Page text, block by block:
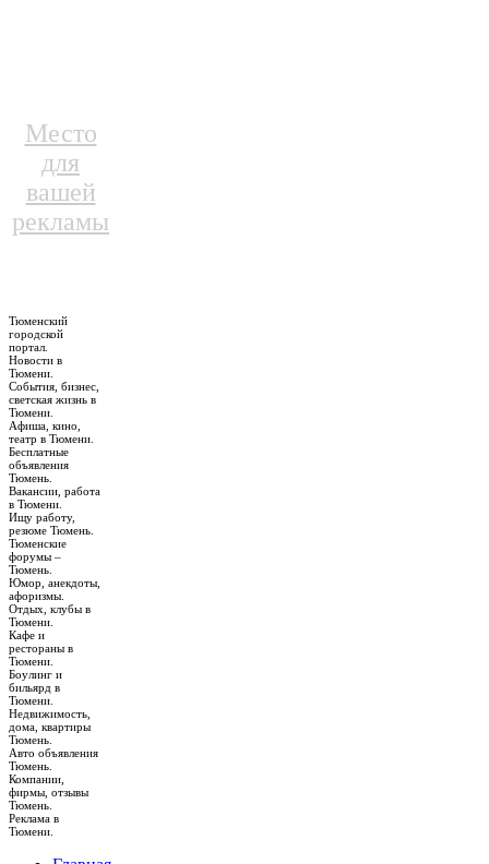
Место
для
вашей
рекламы
Тюменский
городской
портал.
Новости в
Тюмени.
События, бизнес,
светская жизнь в
Тюмени.
Афиша, кино,
театр в Тюмени.
Бесплатные
объявления
Тюмень.
Вакансии, работа
в Тюмени.
Ищу работу,
резюме Тюмень.
Тюменские
форумы –
Тюмень.
Юмор, анекдоты,
афоризмы.
Отдых, клубы в
Тюмени.
Кафе и
рестораны в
Тюмени.
Боулинг и
бильярд в
Тюмени.
Недвижимость,
дома, квартиры
Тюмень.
Авто объявления
Тюмень.
Компании,
фирмы, отзывы
Тюмень.
Реклама в
Тюмени.